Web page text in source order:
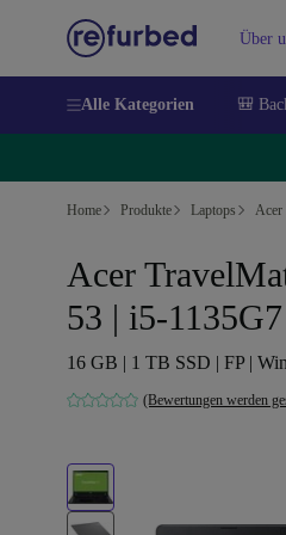
Über
Alle Kategorien 🎒
Home Produkte Laptops Acer
Acer
53 | i5-
16 GB | 1 TB SSD | FP |
(Bewertungen werden